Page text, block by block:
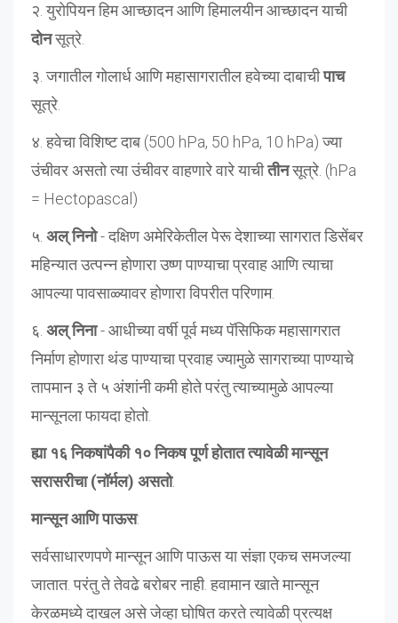
२. युरोपियन हिम आच्छादन आणि हिमालयीन आच्छादन याची
दोनसूत्रे.
३. जगातील गोलार्ध आणि महासागरातील हवेच्या दाबाचीपाच
सूत्रे.
४. हवेचा विशिष्ट दाब (500 hPa, 50 hPa, 10 hPa) ज्या
उंचीवर असतो त्या उंचीवर वाहणारे वारे याचीतीनसूत्रे. (hPa
= Hectopascal)
५. अल् निनो- दक्षिण अमेरिकेतील पेरू देशाच्या सागरात डिसेंबर
महिन्यात उत्पन्न होणारा उष्ण पाण्याचा प्रवाह आणि त्याचा
आपल्या पावसाळ्यावर होणारा विपरीत परिणाम.
६. अल् निना- आधीच्या वर्षी पूर्व मध्य पॅसिफिक महासागरात
निर्माण होणारा थंड पाण्याचा प्रवाह ज्यामुळे सागराच्या पाण्याचे
तापमान ३ ते ५ अंशांनी कमी होते परंतु त्याच्यामुळे आपल्या
मान्सूनला फायदा होतो.
ह्या १६ निकषांपैकी १० निकष पूर्ण होतात त्यावेळी मान्सून
सरासरीचा (नॉर्मल) असतो.
मान्सून आणि पाऊस:
सर्वसाधारणपणे मान्सून आणि पाऊस या संज्ञा एकच समजल्या
जातात. परंतु ते तेवढे बरोबर नाही. हवामान खाते मान्सून
केरळमध्ये दाखल असे जेव्हा घोषित करते त्यावेळी प्रत्यक्ष